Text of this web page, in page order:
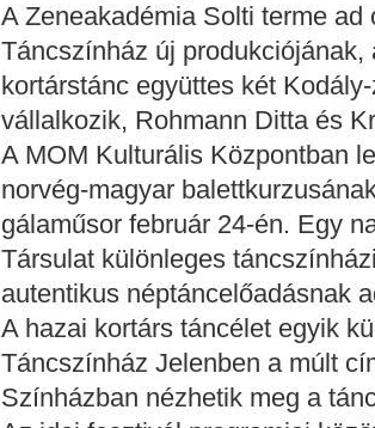
A Zeneakadémia Solti terme
Táncszínház új
kortárstánc együttes két
vállalkozik, Rohmann Ditta és
A MOM Kulturális Központban
norvég-magyar
gálaműsor február 24-én. Egy
Társulat különleges
autentikus néptáncelőadásnak
A hazai kortárs táncélet egyik
Táncszínház Jelenben a múlt
Színházban nézhetik meg a